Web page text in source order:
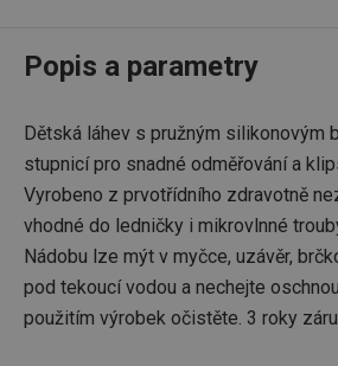
Popis a parametry
Dětská láhev s pružným silikonovým
stupnicí pro snadné odměřování a
Vyrobeno z prvotřídního zdravotně
vhodné do ledničky i mikrovlnné
Nádobu lze mýt v myčce, uzávěr,
pod tekoucí vodou a nechejte
použitím výrobek očistěte. 3 roky